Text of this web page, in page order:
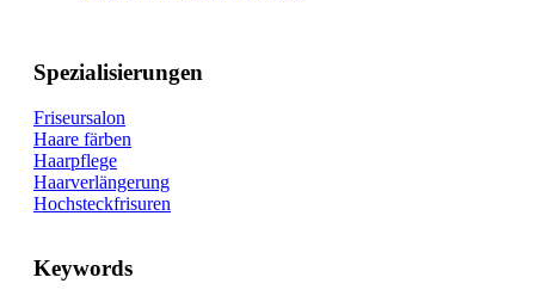
Spezialisierungen
Friseursalon
Haare färben
Haarpflege
Haarverlängerung
Hochsteckfrisuren
Keywords